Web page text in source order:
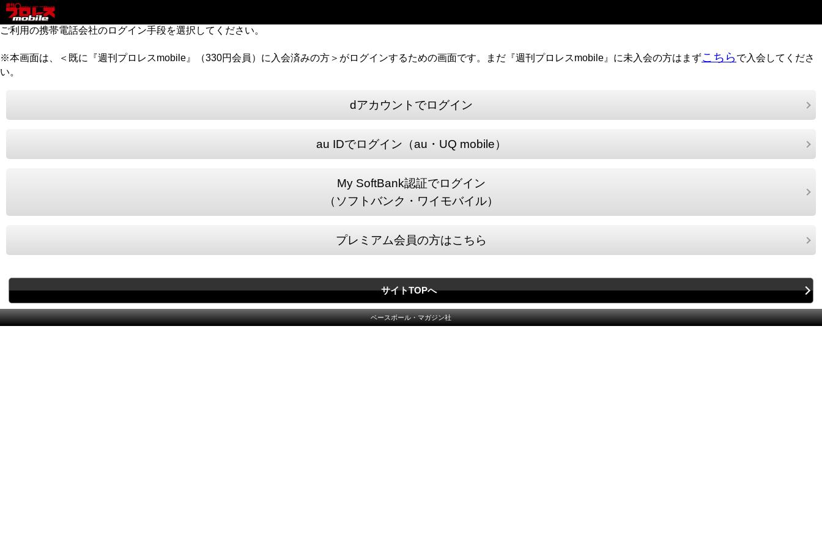
ご利用の携帯電話会社のログイン手段を選択してください。
※本画面は、＜既に『週刊プロレスmobile』（330円会員）に入会済みの方＞がログインするための画面です。まだ『週刊プロレスmobile』に未入会の方はまずこちら で入会してくださ
い。
dアカウントでログイン
au IDでログイン（au・UQ mobile）
My SoftBank認証でログイン
（ソフトバンク・ワイモバイル）
プレミアム会員の方はこちら
サイトTOPへ
ベースボール・マガジン社